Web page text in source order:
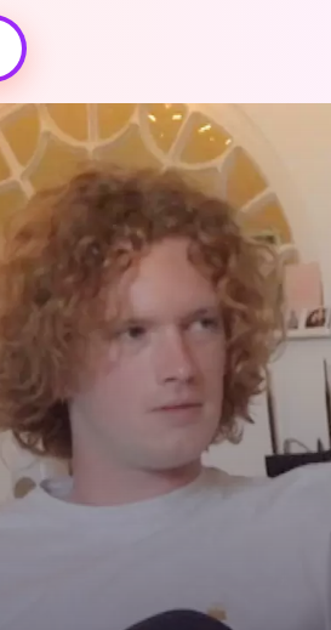
browser niet ondersteund
onze programma's gaat ontdekken,
je browser updaten of hieronder één
van de ondersteunde browsers
downloaden.
Chrome Download
Firefox Download
Download
Microsoft Edge Download